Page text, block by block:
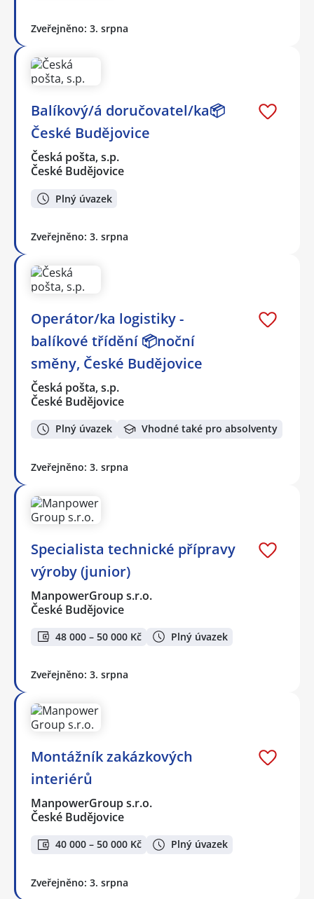
Zveřejněno: 3. srpna
Balíkový/á doručovatel/ka📦
České Budějovice
Česká pošta, s.p.
České Budějovice
Plný úvazek
Zveřejněno: 3. srpna
Operátor/ka logistiky -
balíkové třídění 📦noční
směny, České Budějovice
Česká pošta, s.p.
České Budějovice
Plný úvazek Vhodné také pro absolventy
Zveřejněno: 3. srpna
Specialista technické přípravy
výroby (junior)
ManpowerGroup s.r.o.
České Budějovice
48 000 – 50 000 Kč Plný úvazek
Zveřejněno: 3. srpna
Montážník zakázkových
interiérů
ManpowerGroup s.r.o.
České Budějovice
40 000 – 50 000 Kč Plný úvazek
Zveřejněno: 3. srpna